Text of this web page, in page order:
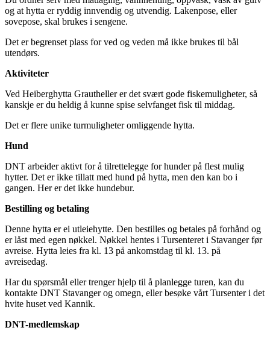
og at hytta er ryddig innvendig og utvendig. Lakenpose, eller
sovepose, skal brukes i sengene.
Det er begrenset plass for ved og veden må ikke brukes til bål
utendørs.
Aktiviteter
Ved Heiberghytta Grautheller er det svært gode fiskemuligheter, så
kanskje er du heldig å kunne spise selvfanget fisk til middag.
Det er flere unike turmuligheter omliggende hytta.
Hund
DNT arbeider aktivt for å tilrettelegge for hunder på flest mulig
hytter. Det er ikke tillatt med hund på hytta, men den kan bo i
gangen. Her er det ikke hundebur.
Bestilling og betaling
Denne hytta er ei utleiehytte. Den bestilles og betales på forhånd og
er låst med egen nøkkel. Nøkkel hentes i Tursenteret i Stavanger før
avreise. Hytta leies fra kl. 13 på ankomstdag til kl. 13. på
avreisedag.
Har du spørsmål eller trenger hjelp til å planlegge turen, kan du
kontakte DNT Stavanger og omegn, eller besøke vårt Tursenter i det
hvite huset ved Kannik.
DNT-medlemskap